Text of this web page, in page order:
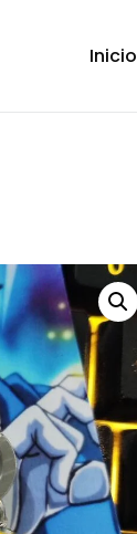
Inicio